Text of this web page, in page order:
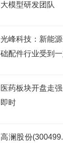
大模型研发团队
光峰科技：新能
础配件行业受到
医药板块开盘走
即时
高澜股份